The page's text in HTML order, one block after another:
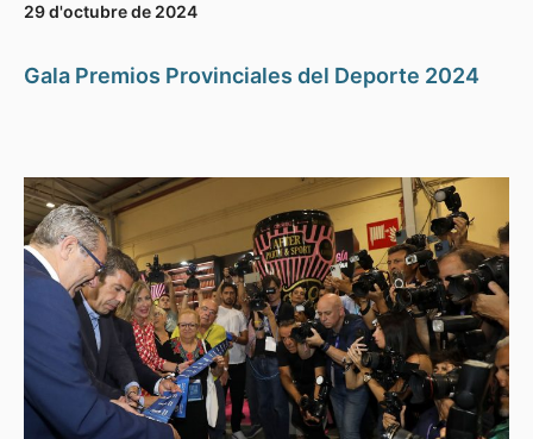
29 d'octubre de 2024
Gala Premios Provinciales del Deporte 2024